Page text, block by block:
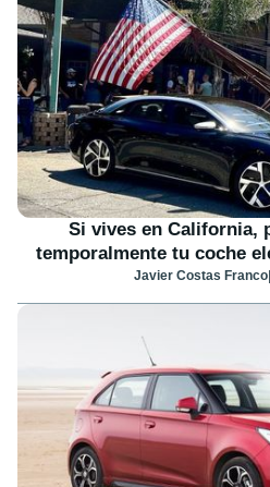
Si vives en California,
temporalmente tu coche
Javier Costas Franco